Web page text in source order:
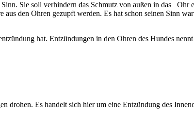
Sie soll verhindern das Schmutz von außen in das Ohr
den Ohren gezupft werden. Es hat schon seinen Sinn
hat. Entzündungen in den Ohren des Hundes
drohen. Es handelt sich hier um eine Entzündung des